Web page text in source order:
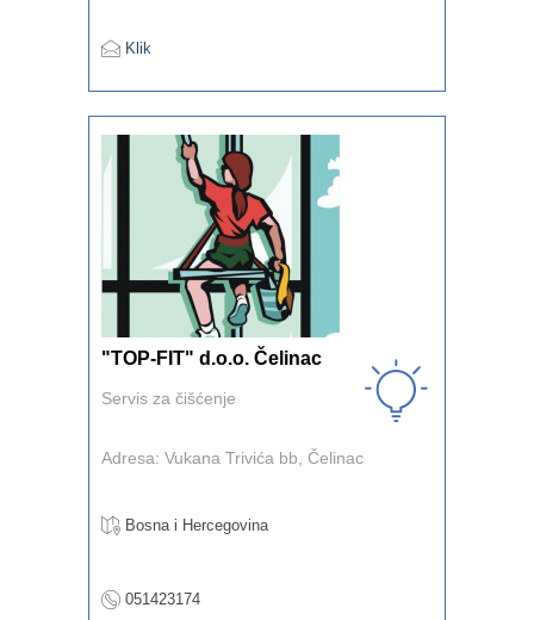
Klik
"TOP-FIT" d.o.o. Čelinac
Servis za čišćenje
Adresa: Vukana Trivića bb, Čelinac
Bosna i Hercegovina
051423174